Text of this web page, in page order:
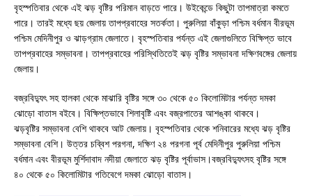
বৃহস্পতিবার থেকে এই ঝড় বৃষ্টির পরিমান বাড়তে পারে। উইকেন্ডে কিছুটা তাপমাত্রা কমতে
পারে। তারই মধ্যে ছয় জেলায় তাপপ্রবাহের সতর্কতা। পুরুলিয়া বাঁকুড়া পশ্চিম বর্ধমান বীরভূম
পশ্চিম মেদিনীপুর ও ঝাড়গ্রাম জেলাতে। বৃহস্পতিবার পর্যন্ত এই জেলাগুলিতে বিক্ষিপ্ত ভাবে
তাপপ্রবাহের সম্ভাবনা। তাপপ্রবাহের পরিস্থিতিতেই ঝড় বৃষ্টির সম্ভাবনা দক্ষিণবঙ্গের জেলায়
জেলায়।
বজ্রবিদ্যুৎ সহ হালকা থেকে মাঝারি বৃষ্টির সঙ্গে ৩০ থেকে ৫০ কিলোমিটার পর্যন্ত দমকা
ঝোড়ো বাতাস বইবে। বিক্ষিপ্তভাবে শিলাবৃষ্টি এবং বজ্রপাতের আশঙ্কা থাকবে।
ঝড়বৃষ্টির সম্ভাবনা বেশি থাকবে আট জেলায়। বৃহস্পতিবার থেকে শনিবারের মধ্যে ঝড় বৃষ্টির
সম্ভাবনা বেশি। উত্তর চব্বিশ পরগনা, দক্ষিণ ২৪ পরগনা পূর্ব মেদিনীপুর পুরুলিয়া পশ্চিম
বর্ধমান এবং বীরভূম মুর্শিদাবাদ নদীয়া জেলাতে ঝড় বৃষ্টির পূর্বাভাস।বজ্রবিদ্যুৎসহ বৃষ্টির সঙ্গে
৪০ থেকে ৫০ কিলোমিটার গতিবেগে দমকা ঝোড়ো বাতাস।